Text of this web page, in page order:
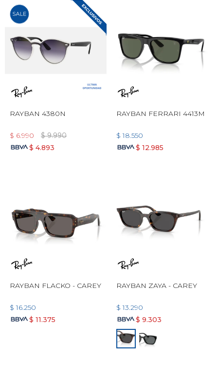
RAYBAN 4380N
$ 6.990 $ 9.990
$ 4.893
RAYBAN FERRARI 4413M
$ 18.550
$ 12.985
RAYBAN FLACKO - CAREY
$ 16.250
$ 11.375
RAYBAN ZAYA - CAREY
$ 13.290
$ 9.303